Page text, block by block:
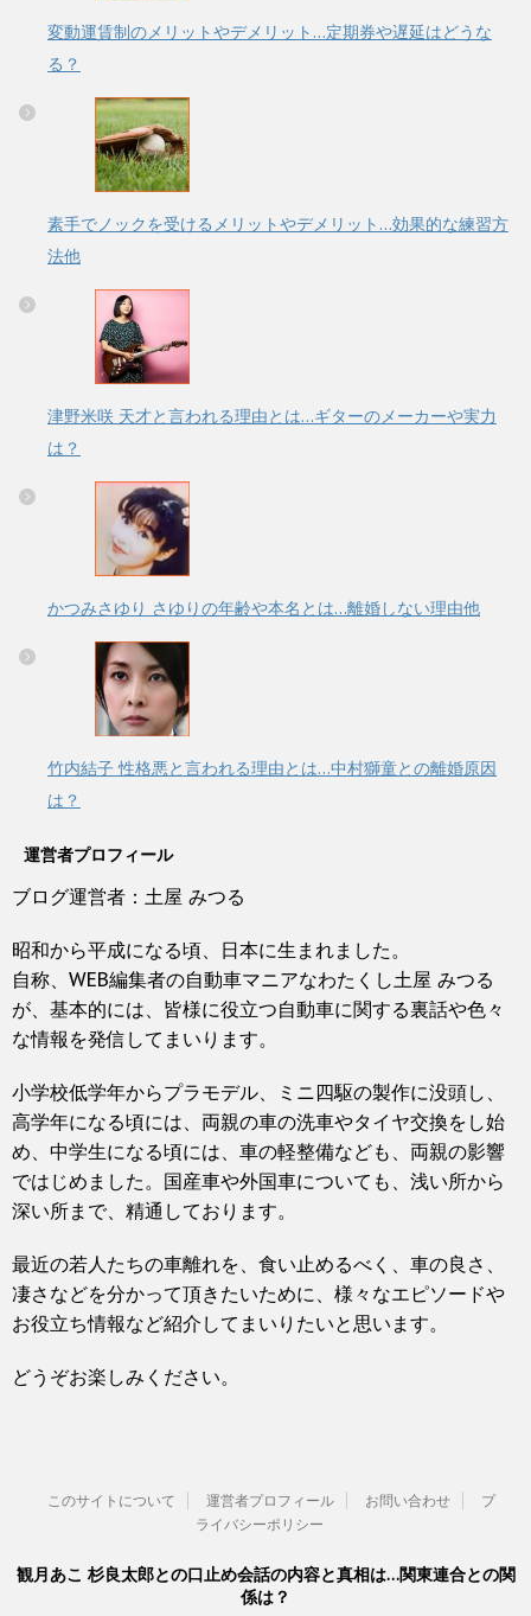
変動運賃制のメリットやデメリット…定期券や遅延はどうな
る？
素手でノックを受けるメリットやデメリット…効果的な練習方
法他
津野米咲 天才と言われる理由とは…ギターのメーカーや実力
は？
かつみさゆり さゆりの年齢や本名とは…離婚しない理由他
竹内結子 性格悪と言われる理由とは…中村獅童との離婚原因
は？
運営者プロフィール
ブログ運営者：土屋 みつる
昭和から平成になる頃、日本に生まれました。
自称、WEB編集者の自動車マニアなわたくし土屋 みつる
が、基本的には、皆様に役立つ自動車に関する裏話や色々
な情報を発信してまいります。
小学校低学年からプラモデル、ミニ四駆の製作に没頭し、
高学年になる頃には、両親の車の洗車やタイヤ交換をし始
め、中学生になる頃には、車の軽整備なども、両親の影響
ではじめました。国産車や外国車についても、浅い所から
深い所まで、精通しております。
最近の若人たちの車離れを、食い止めるべく、車の良さ、
凄さなどを分かって頂きたいために、様々なエピソードや
お役立ち情報など紹介してまいりたいと思います。
どうぞお楽しみください。
このサイトについて 運営者プロフィール お問い合わせ
プ
ライバシーポリシー
観月あこ 杉良太郎との口止め会話の内容と真相は…関東連合との関
係は？